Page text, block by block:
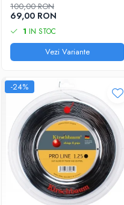
100,00 RON
69,00 RON
1 IN STOC
Vezi Variante
-24%